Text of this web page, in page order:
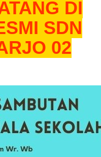
Kelas VI Tahun DI
SDN
02